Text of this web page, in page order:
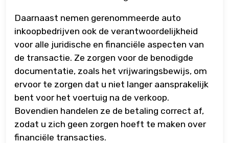
Daarnaast nemen gerenommeerde auto
inkoopbedrijven ook de verantwoordelijkheid
voor alle juridische en financiële aspecten van
de transactie. Ze zorgen voor de benodigde
documentatie, zoals het vrijwaringsbewijs, om
ervoor te zorgen dat u niet langer aansprakelijk
bent voor het voertuig na de verkoop.
Bovendien handelen ze de betaling correct af,
zodat u zich geen zorgen hoeft te maken over
financiële transacties.